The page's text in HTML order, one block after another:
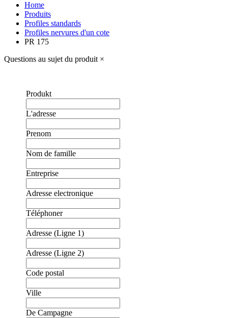
Home
Produits
Profiles standards
Profiles nervures d'un cote
PR 175
Questions au sujet du produit ×
Produkt
L'adresse
Prenom
Nom de famille
Entreprise
Adresse electronique
Téléphoner
Adresse (Ligne 1)
Adresse (Ligne 2)
Code postal
Ville
De Campagne